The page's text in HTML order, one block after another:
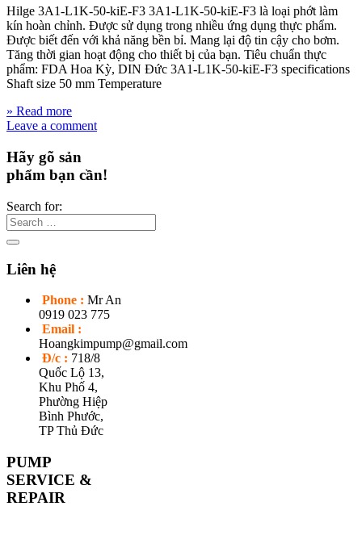
Hilge 3A1-L1K-50-kiE-F3 3A1-L1K-50-kiE-F3 là loại phớt làm
kín hoàn chỉnh. Được sử dụng trong nhiều ứng dụng thực phẩm.
Được biết đến với khả năng bền bỉ. Mang lại độ tin cậy cho bơm.
Tăng thời gian hoạt động cho thiết bị của bạn. Tiêu chuẩn thực
phẩm: FDA Hoa Kỳ, DIN Đức 3A1-L1K-50-kiE-F3 specifications
Shaft size 50 mm Temperature
» Read more
Leave a comment
Hãy gõ sản
phẩm bạn cần!
Search for:
Liên hệ
Phone : Mr An
0919 023 775
Email :
Hoangkimpump@gmail.com
Đ/c : 718/8
Quốc Lộ 13,
Khu Phố 4,
Phường Hiệp
Bình Phước,
TP Thủ Đức
PUMP
SERVICE &
REPAIR